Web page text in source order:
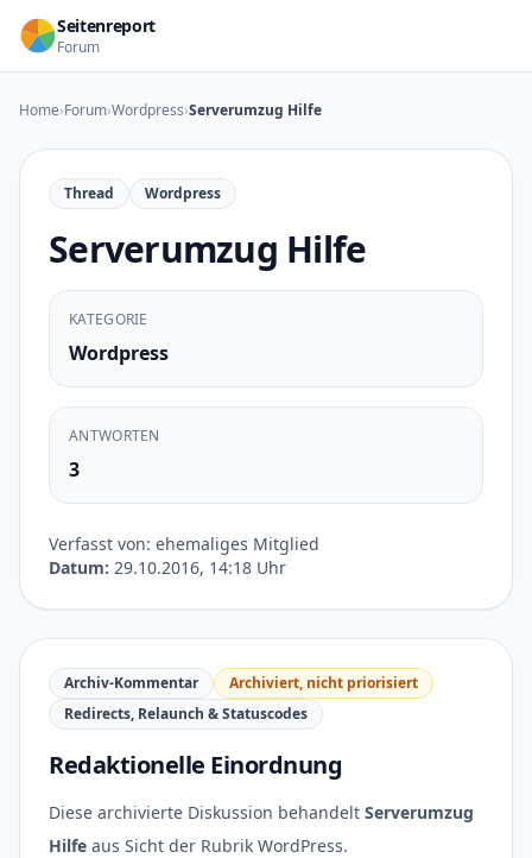
Zum Inhalt springen
Seitenreport
Forum
Home›Forum›Wordpress›Serverumzug Hilfe
Thread Wordpress
Serverumzug Hilfe
KATEGORIE
Wordpress
ANTWORTEN
3
Verfasst von: ehemaliges Mitglied
Datum: 29.10.2016, 14:18 Uhr
Archiv-Kommentar
Archiviert, nicht priorisiert
Redirects, Relaunch & Statuscodes
Redaktionelle Einordnung
Diese archivierte Diskussion behandelt Serverumzug
Hilfe aus Sicht der Rubrik WordPress.